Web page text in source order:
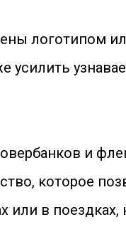
логотипом
усилить
и
которое
в поездках,